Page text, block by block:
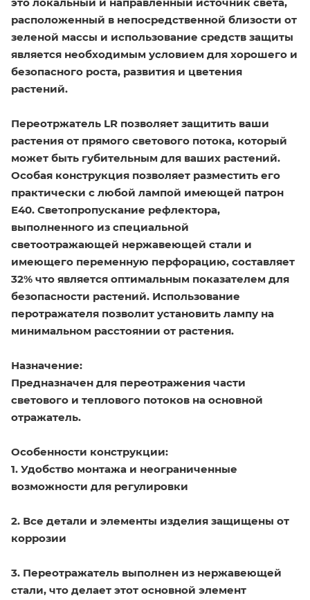
это локальный и направленный источник света,
расположенный в непосредственной близости от
зеленой массы и использование средств защиты
является необходимым условием для хорошего и
безопасного роста, развития и цветения
растений.
Переотржатель LR позволяет защитить ваши
растения от прямого светового потока, который
может быть губительным для ваших растений.
Особая конструкция позволяет разместить его
практически с любой лампой имеющей патрон
E40. Светопропускание рефлектора,
выполненного из специальной
светоотражающей нержавеющей стали и
имеющего переменную перфорацию, составляет
32% что является оптимальным показателем для
безопасности растений. Использование
перотражателя позволит установить лампу на
минимальном расстоянии от растения.
Назначение:
Предназначен для переотражения части
светового и теплового потоков на основной
отражатель.
Особенности конструкции:
1. Удобство монтажа и неограниченные
возможности для регулировки
2. Все детали и элементы изделия защищены от
коррозии
3. Переотражатель выполнен из нержавеющей
стали, что делает этот основной элемент